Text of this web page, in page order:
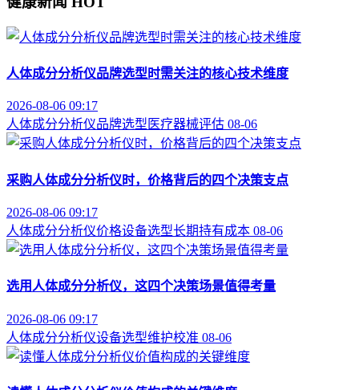
人体成分分析仪品牌选型时需关注的核心技术维度
2026-08-06 09:17
人体成分分析仪品牌选型 医疗器械评估 08-06
采购人体成分分析仪时，价格背后的四个决策支点
2026-08-06 09:17
人体成分分析仪价格设备选型长期持有成本 08-06
选用人体成分分析仪，这四个决策场景值得考量
2026-08-06 09:17
人体成分分析仪设备选型维护校准 08-06